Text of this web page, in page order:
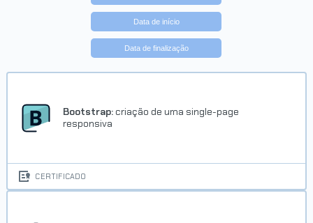
Data de início
Data de finalização
Bootstrap: criação de uma single-page
responsiva
CERTIFICADO